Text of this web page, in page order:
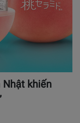
Nhật khiến